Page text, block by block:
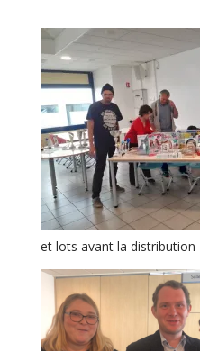
et lots avant la distribution